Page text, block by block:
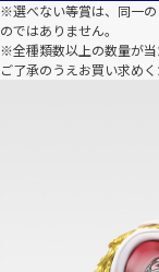
※選べない等賞は、同一
のではありません。
※全種類数以上の数量が当
ご了承のうえお買い求めく